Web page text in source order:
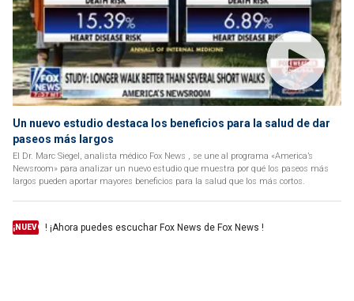
Un nuevo estudio destaca los beneficios para la salud de dar
paseos más largos
El Dr. Marc Siegel, analista médico Fox News , se une al programa «America’s
Newsroom» para analizar un nuevo estudio que muestra por qué los paseos más
largos pueden aportar mayores beneficios para la salud que los más cortos.
¡NUEVO ! ¡Ahora puedes escuchar Fox News de Fox News !